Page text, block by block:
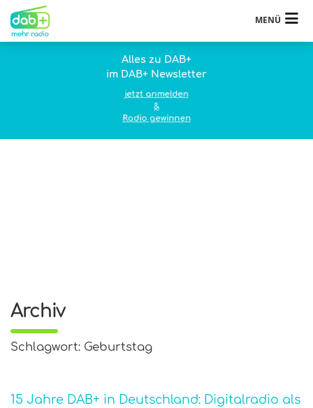
MENÜ
Alles zu DAB+
im DAB+ Newsletter
jetzt anmelden
&
Radio gewinnen
Archiv
Schlagwort: Geburtstag
15 Jahre DAB+ in Deutschland: Digitalradio als